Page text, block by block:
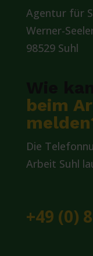
Agentur für
Werner-
98529 Suhl
beim
Die
Arbeit Suhl
+49 (0)